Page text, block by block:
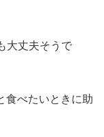
大丈夫そうで
食べたいときに助